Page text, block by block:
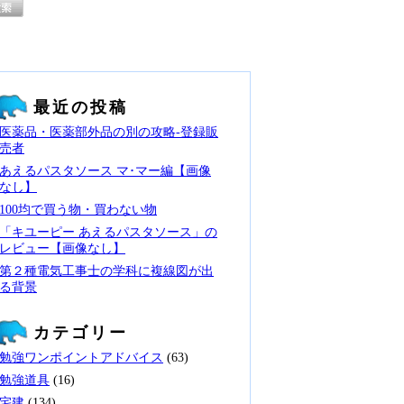
最近の投稿
医薬品・医薬部外品の別の攻略‐登録販
売者
あえるパスタソース マ･マー編【画像
なし】
100均で買う物・買わない物
「キユーピー あえるパスタソース」の
レビュー【画像なし】
第２種電気工事士の学科に複線図が出
る背景
カテゴリー
勉強ワンポイントアドバイス (63)
勉強道具 (16)